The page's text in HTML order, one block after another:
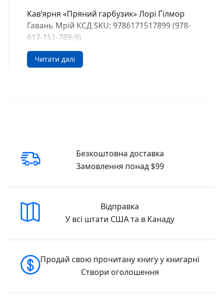
Кав’ярня «Пряний гарбузик» Лорі Ґілмор
Гавань Мрій КСД SKU: 9786171517899 (978-
617-151-789-9)
Купити у США та Канаді
В інтернет-книгарні DreamyShelf.com ви
Читати далі
Безкоштовна доставка
Замовлення понад $99
Відправка
У всі штати США та в Канаду
Продай свою прочитану книгу у книгарні
Створи оголошення